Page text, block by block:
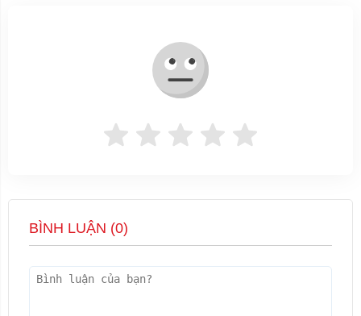
BÌNH LUẬN (0)